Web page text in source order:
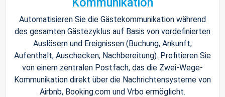
Automatisieren Sie die Gästekommunikation während
des gesamten Gästezyklus auf Basis von vordefinierten
Auslösern und Ereignissen (Buchung, Ankunft,
Aufenthalt, Auschecken, Nachbereitung). Profitieren Sie
von einem zentralen Postfach, das die Zwei-Wege-
Kommunikation direkt über die Nachrichtensysteme von
Airbnb, Booking.com und Vrbo ermöglicht.